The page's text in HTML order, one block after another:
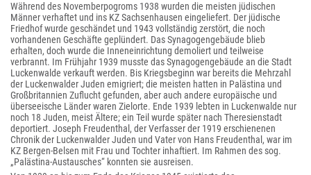
Während des Novemberpogroms 1938 wurden die meisten jüdischen
Männer verhaftet und ins KZ Sachsenhausen eingeliefert. Der jüdische
Friedhof wurde geschändet und 1943 vollständig zerstört, die noch
vorhandenen Geschäfte geplündert. Das Synagogengebäude blieb
erhalten, doch wurde die Inneneinrichtung demoliert und teilweise
verbrannt. Im Frühjahr 1939 musste das Synagogengebäude an die Stadt
Luckenwalde verkauft werden. Bis Kriegsbeginn war bereits die Mehrzahl
der Luckenwalder Juden emigriert; die meisten hatten in Palästina und
Großbritannien Zuflucht gefunden, aber auch andere europäische und
überseeische Länder waren Zielorte. Ende 1939 lebten in Luckenwalde nur
noch 18 Juden, meist Ältere; ein Teil wurde später nach Theresienstadt
deportiert. Joseph Freudenthal, der Verfasser der 1919 erschienenen
Chronik der Luckenwalder Juden und Vater von Hans Freudenthal, war im
KZ Bergen-Belsen mit Frau und Tochter inhaftiert. Im Rahmen des sog.
„Palästina-Austausches“ konnten sie ausreisen.